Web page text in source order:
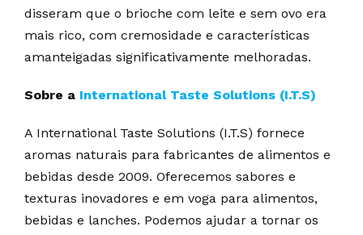
disseram que o brioche com leite e sem ovo era
mais rico, com cremosidade e características
amanteigadas significativamente melhoradas.
Sobre a International Taste Solutions (I.T.S)
A International Taste Solutions (I.T.S) fornece
aromas naturais para fabricantes de alimentos e
bebidas desde 2009. Oferecemos sabores e
texturas inovadores e em voga para alimentos,
bebidas e lanches. Podemos ajudar a tornar os